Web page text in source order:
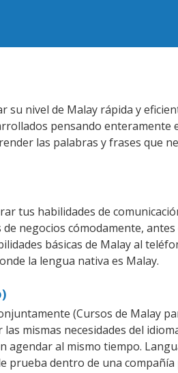
nivel de Malay rápida y
pensando enteramente
las palabras y frases que
tus habilidades de
negocios cómodamente,
básicas de Malay al
la lengua nativa es Malay.
(Cursos de Malay
mismas necesidades del
agendar al mismo tiempo.
prueba dentro de una